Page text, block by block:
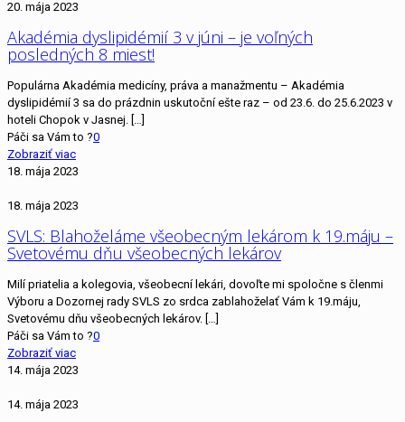
20. mája 2023
Akadémia dyslipidémií 3 v júni – je voľných
posledných 8 miest!
Populárna Akadémia medicíny, práva a manažmentu – Akadémia
dyslipidémií 3 sa do prázdnin uskutoční ešte raz – od 23.6. do 25.6.2023 v
hoteli Chopok v Jasnej. […]
Páči sa Vám to ?0
Zobraziť viac
18. mája 2023
18. mája 2023
SVLS: Blahoželáme všeobecným lekárom k 19.máju –
Svetovému dňu všeobecných lekárov
Milí priatelia a kolegovia, všeobecní lekári, dovoľte mi spoločne s členmi
Výboru a Dozornej rady SVLS zo srdca zablahoželať Vám k 19.máju,
Svetovému dňu všeobecných lekárov. […]
Páči sa Vám to ?0
Zobraziť viac
14. mája 2023
14. mája 2023